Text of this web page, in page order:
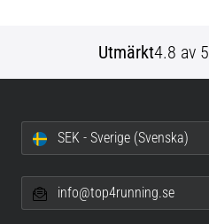
Utmärkt4.8 av 5
SEK - Sverige (Svenska)
info@top4running.se